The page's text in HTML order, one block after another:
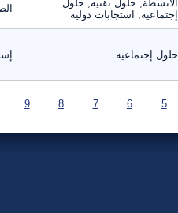
الأنشطة, حلول تقنيه, حلول
إجتماعيه, استجابات دولية
حلول إجتماعيه
5
6
7
8
9